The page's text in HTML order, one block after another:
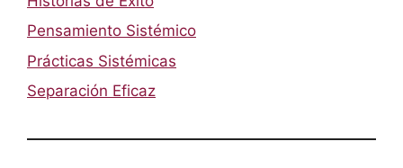
Pensamiento Sistémico
Prácticas Sistémicas
Separación Eficaz